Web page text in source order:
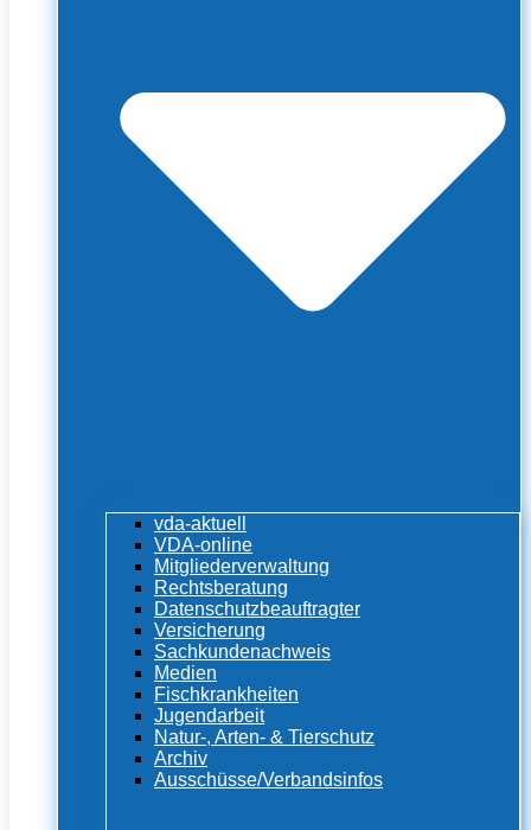
vda-aktuell
VDA-online
Mitgliederverwaltung
Rechtsberatung
Datenschutzbeauftragter
Versicherung
Sachkundenachweis
Medien
Fischkrankheiten
Jugendarbeit
Natur-, Arten- & Tierschutz
Archiv
Ausschüsse/Verbandsinfos